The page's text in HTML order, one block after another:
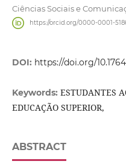
Ciências Sociais e
https://orcid.org/0000-0001-
DOI: https://doi.org/
Keywords: ESTUDANTES
EDUCAÇÃO SUPERIOR,
ABSTRACT